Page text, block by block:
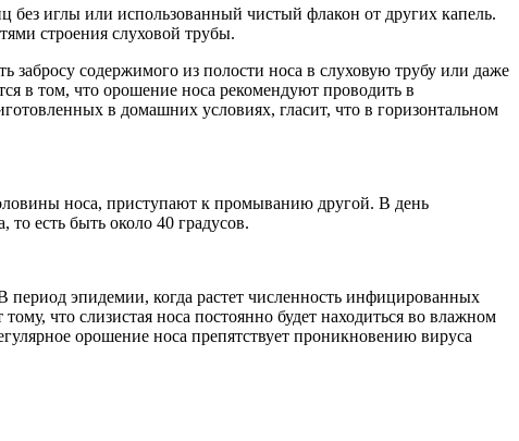
без иглы или использованный чистый флакон от других капель.
строения слуховой трубы.
содержимого из полости носа в слуховую трубу или даже
в том, что орошение носа рекомендуют проводить в
в домашних условиях, гласит, что в горизонтальном
носа, приступают к промыванию другой. В день
то есть быть около 40 градусов.
эпидемии, когда растет численность инфицированных
что слизистая носа постоянно будет находиться во влажном
орошение носа препятствует проникновению вируса